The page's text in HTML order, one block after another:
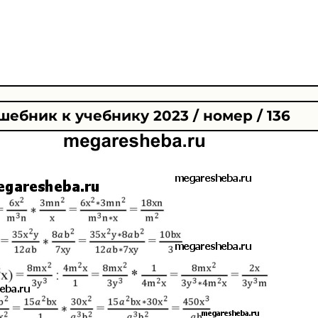
к учебнику 2023 / номер / 136